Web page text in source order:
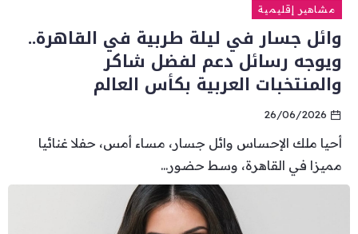
مشاهير إقليمية
وائل جسار في ليلة طربية في القاهرة..
ويوجه رسائل دعم لفضل شاكر
والمنتخبات العربية بكأس العالم
26/06/2026
أحيا ملك الإحساس وائل جسار، مساء أمس، حفلا غنائيا
مميزا في القاهرة، وسط حضور...